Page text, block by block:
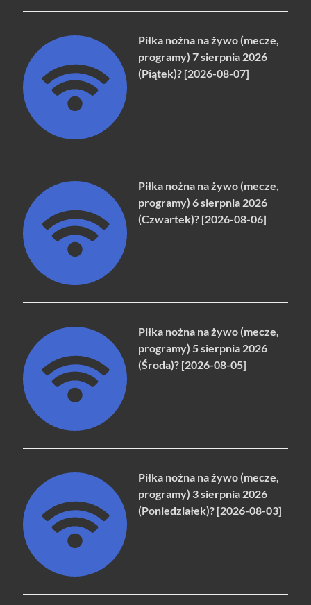
Piłka nożna na żywo (mecze,
programy) 7 sierpnia 2026
(Piątek)? [2026-08-07]
Piłka nożna na żywo (mecze,
programy) 6 sierpnia 2026
(Czwartek)? [2026-08-06]
Piłka nożna na żywo (mecze,
programy) 5 sierpnia 2026
(Środa)? [2026-08-05]
Piłka nożna na żywo (mecze,
programy) 3 sierpnia 2026
(Poniedziałek)? [2026-08-03]